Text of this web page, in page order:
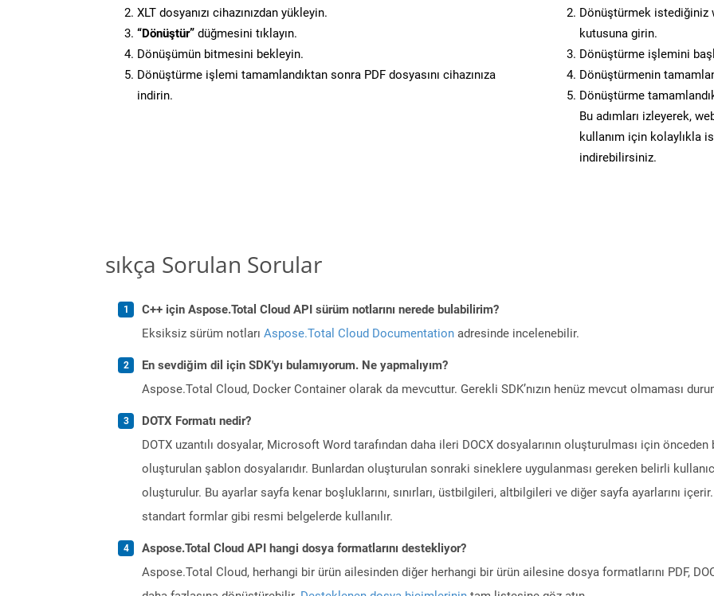
XLT dosyanızı cihazınızdan yükleyin.
“Dönüştür” düğmesini tıklayın.
Dönüşümün bitmesini bekleyin.
Dönüştürme işlemi tamamlandıktan sonra PDF dosyasını cihazınıza
indirin.
Dönüştürmek istediğiniz
kutusuna girin.
Dönüştürme işlemini
Dönüştürmenin
Dönüştürme
Bu adımları izleyerek,
kullanım için kolaylıkla
indirebilirsiniz.
sıkça Sorulan Sorular
C++ için Aspose.Total Cloud API sürüm notlarını nerede bulabilirim?
Eksiksiz sürüm notları Aspose.Total Cloud Documentation adresinde incelenebilir.
En sevdiğim dil için SDK'yı bulamıyorum. Ne yapmalıyım?
Aspose.Total Cloud, Docker Container olarak da mevcuttur. Gerekli SDK’nızın henüz mevcut olmaması
DOTX Formatı nedir?
DOTX uzantılı dosyalar, Microsoft Word tarafından daha ileri DOCX dosyalarının oluşturulması için
oluşturulan şablon dosyalarıdır. Bunlardan oluşturulan sonraki sineklere uygulanması gereken belirli
oluşturulur. Bu ayarlar sayfa kenar boşluklarını, sınırları, üstbilgileri, altbilgileri ve diğer sayfa ayarlarını
standart formlar gibi resmi belgelerde kullanılır.
Aspose.Total Cloud API hangi dosya formatlarını destekliyor?
Aspose.Total Cloud, herhangi bir ürün ailesinden diğer herhangi bir ürün ailesine dosya formatlarını PDF,